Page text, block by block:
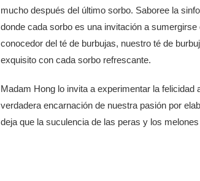
mucho después del último sorbo. Saboree la
donde cada sorbo es una invitación a
conocedor del té de burbujas, nuestro té de
exquisito con cada sorbo refrescante.
Madam Hong lo invita a experimentar la
verdadera encarnación de nuestra pasión por
deja que la suculencia de las peras y los